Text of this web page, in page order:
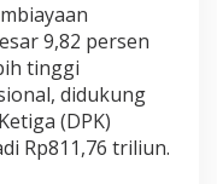
9,82 persen
tinggi
didukung
(DPK)
Rp811,76 triliun.